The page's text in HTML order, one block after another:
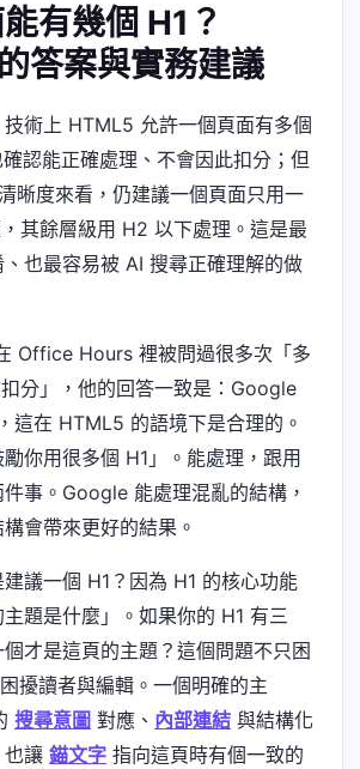
有幾個 H1？
答案與實務建議
術上 HTML5 允許一個頁面有多個
認能正確處理、不會因此扣分；但
晰度來看，仍建議一個頁面只用一
其餘層級用 H2 以下處理。這是最
也最容易被 AI 搜尋正確理解的做
Office Hours 裡被問過很多次「多
分」，他的回答一致是：Google
這在 HTML5 的語境下是合理的。
你用很多個 H1」。能處理，跟用
事。Google 能處理混亂的結構，
會帶來更好的結果。
議一個 H1？因為 H1 的核心功能
題是什麼」。如果你的 H1 有三
才是這頁的主題？這個問題不只困
擾讀者與編輯。一個明確的主
搜尋意圖 對應、 內部連結 與結構化
也讓 錨文字 指向這頁時有個一致的